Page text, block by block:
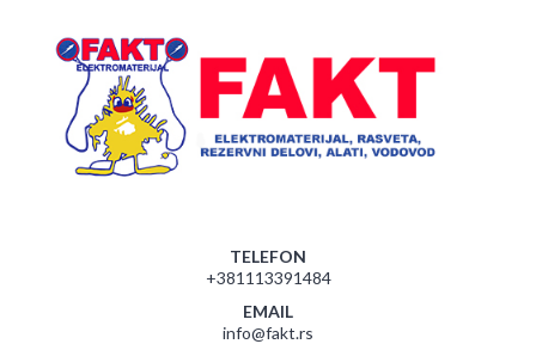
TELEFON
+381113391484
EMAIL
info@fakt.rs